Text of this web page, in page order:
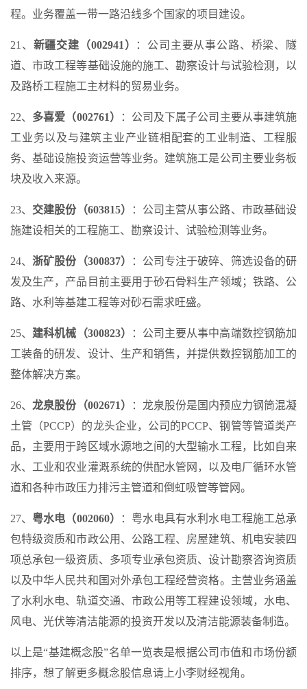
程。业务覆盖一带一路沿线多个国家的项目建设。
21、 新疆交建（002941）
：公司主要从事公路、桥梁、隧
道、市政工程等基础设施的施工、勘察设计与试验检测，以
及路桥工程施工主材料的贸易业务。
22、 多喜爱（002761）
：公司及下属子公司主要从事建筑施
工业务以及与建筑主业产业链相配套的工业制造、工程服
务、基础设施投资运营等业务。建筑施工是公司主要业务板
块及收入来源。
23、 交建股份（603815）
：公司主营从事公路、市政基础设
施建设相关的工程施工、勘察设计、试验检测等业务。
24、浙矿股份（300837）
：公司专注于破碎、筛选设备的研
发及生产，产品目前主要用于砂石骨料生产领域；铁路、公
路、水利等基建工程等对砂石需求旺盛。
25、 建科机械（300823）
：公司主要从事中高端数控钢筋加
工装备的研发、设计、生产和销售，并提供数控钢筋加工的
整体解决方案。
26、龙泉股份（002671）
：龙泉股份是国内预应力钢筒混凝
土管（PCCP）的龙头企业，公司的PCCP、钢管等管道类产
品，主要用于跨区域水源地之间的大型输水工程，比如自来
水、工业和农业灌溉系统的供配水管网，以及电厂循环水管
道和各种市政压力排污主管道和倒虹吸管等管网。
27、 粤水电（002060）
：粤水电具有水利水电工程施工总承
包特级资质和市政公用、公路工程、房屋建筑、机电安装四
项总承包一级资质、多项专业承包资质、设计勘察咨询资质
以及中华人民共和国对外承包工程经营资格。主营业务涵盖
了水利水电、轨道交通、市政公用等工程建设领域，水电、
风电、光伏等清洁能源的投资开发以及清洁能源装备制造。
以上是“基建概念股”名单一览表是根据公司市值和市场份额
排序，想了解更多概念股信息请上小李财经视角。